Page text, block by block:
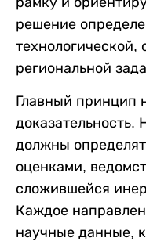
решение
технологической,
региональной
Главный принцип
должны
оценками,
сложившейся
Каждое
научные данные,